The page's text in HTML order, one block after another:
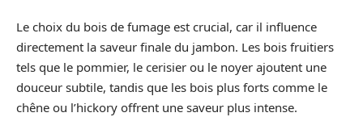
Le choix du bois de fumage est crucial, car il influence
directement la saveur finale du jambon. Les bois fruitiers
tels que le pommier, le cerisier ou le noyer ajoutent une
douceur subtile, tandis que les bois plus forts comme le
chêne ou l’hickory offrent une saveur plus intense.